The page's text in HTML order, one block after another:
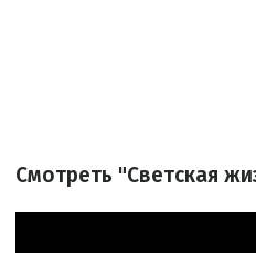
Смотреть "Светская